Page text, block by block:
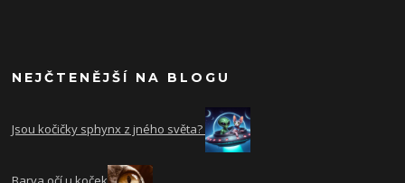
NEJČTENĚJŠÍ NA BLOGU
Jsou kočičky sphynx z jného světa?